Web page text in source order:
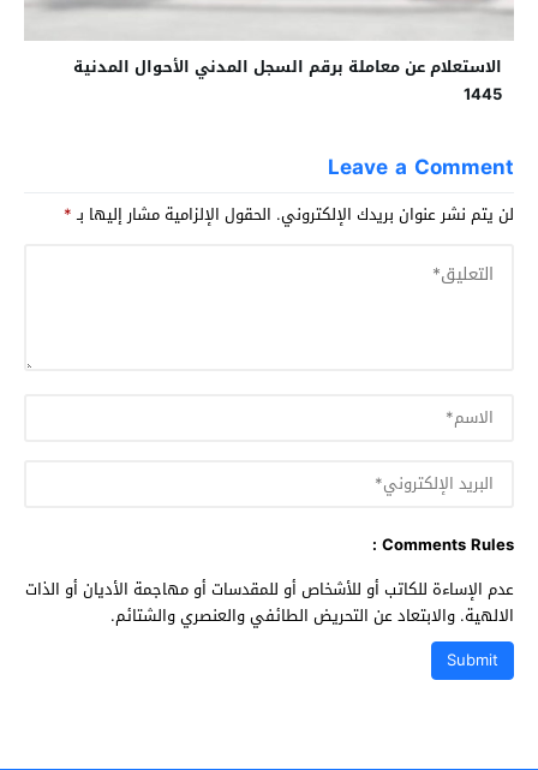
الاستعلام عن معاملة برقم السجل المدني الأحوال المدنية
1445
Leave a Comment
لن يتم نشر عنوان بريدك الإلكتروني. الحقول الإلزامية مشار إليها بـ*
Comments Rules :
عدم الإساءة للكاتب أو للأشخاص أو للمقدسات أو مهاجمة الأديان أو الذات
الالهية. والابتعاد عن التحريض الطائفي والعنصري والشتائم.